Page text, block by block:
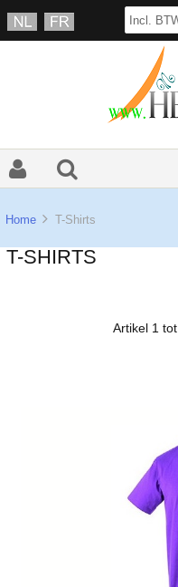
Home T-Shirts
T-SHIRTS
Artikel 1 tot